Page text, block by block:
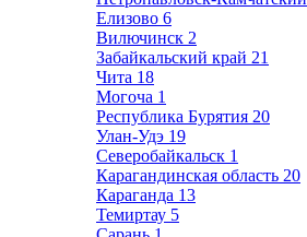
Елизово 6
Вилючинск 2
Забайкальский край 21
Чита 18
Могоча 1
Республика Бурятия 20
Улан-Удэ 19
Северобайкальск 1
Карагандинская область 20
Караганда 13
Темиртау 5